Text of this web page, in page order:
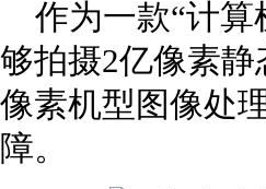
作为一款“计算
够拍摄2亿像素
像素机型图像处
障。